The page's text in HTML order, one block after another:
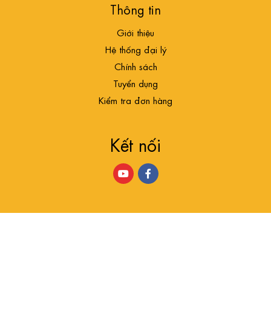
Thông tin
Giới thiệu
Hệ thống đại lý
Chính sách
Tuyển dụng
Kiểm tra đơn hàng
Kết nối